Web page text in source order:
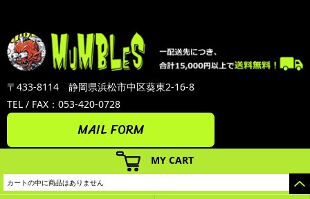
MY CART
カートの中に商品はありません
〒433-8114 静岡県浜松市中区葵東2-16-8
TEL / FAX：053-420-0728
MAIL FORM